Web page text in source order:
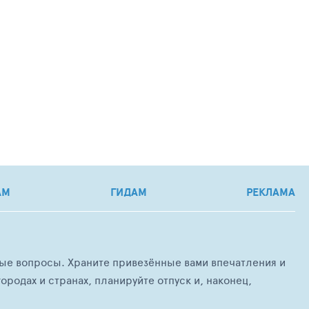
ГИДАМ РЕКЛАМА
вопросы. Храните привезённые вами впечатления и
и странах, планируйте отпуск и, наконец,